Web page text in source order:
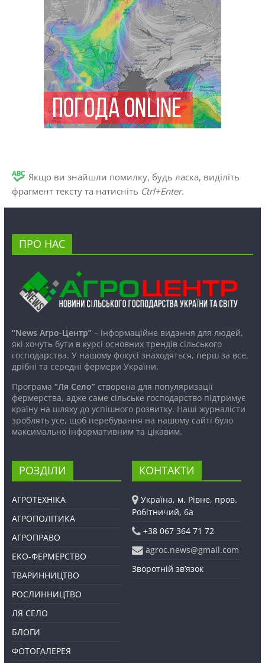
Якщо ви знайшли помилку, будь ласка, виділіть
фрагмент тексту та натисніть Ctrl+Enter.
ПРО НАС
“News Агро-Центр”– інформаційне видання для людей,
які хочуть бути в курсі основних трендів сільського
господарства. У нашому фокусі знаходяться, перш за все,
дрібні та середні фермери України.
Програма “Ля Село”створена для популяризації
фермерства, адже саме сільське господарство підтримує
країну на шляху до успішного розвитку. Наші журналісти
зроблять усе, щоб перебування на нашому сайті було
максимально інформативним та цікавим.
РОЗДІЛИ
АГРОТЕХНІКА
АГРОПОЛІТИКА
АГРОПРАВО
ЕКО-ФЕРМЕРСТВО
ТВАРИННИЦТВО
РОСЛИННИЦТВО
ЛЯ СЕЛО
БЛОГИ
ФОТОГАЛЕРЕЯ
КОНТАКТИ
Україна, м. Рівне, пров.
Робітничий, 6а
+38 067 364 71 72
agroc.news@gmail.com
Зворотній зв’язок